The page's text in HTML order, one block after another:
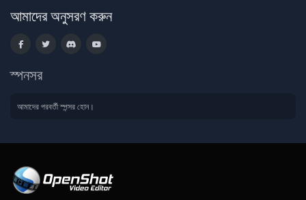
আমাদের অনুসরণ করুন
স্পনসর
আমাদের পরবর্তী স্পন্সর হোন।